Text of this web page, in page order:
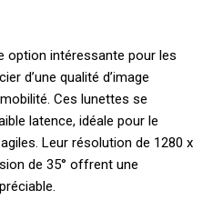
option intéressante pour les
d’une qualité d’image
Ces lunettes se
latence, idéale pour le
Leur résolution de 1280 x
de 35° offrent une